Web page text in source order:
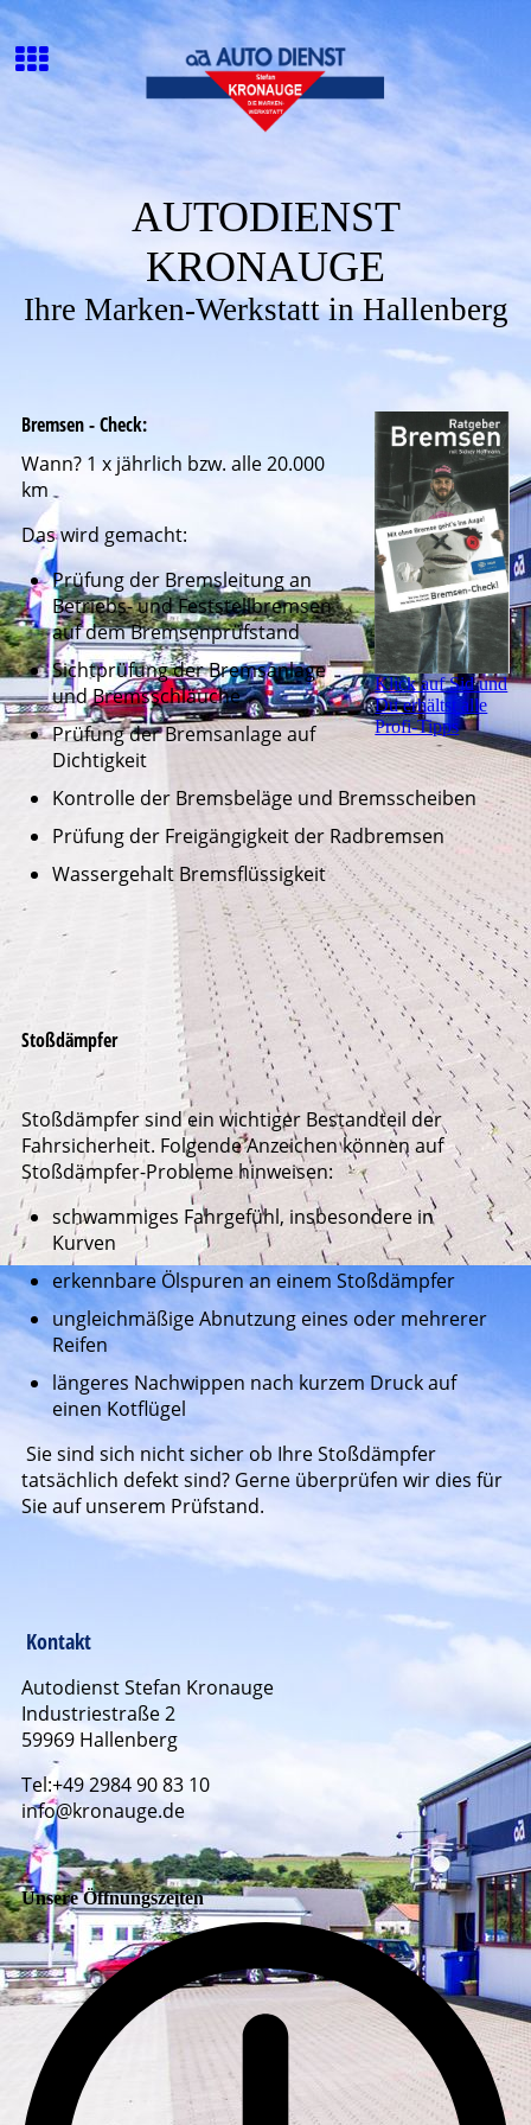
AUTODIENST
KRONAUGE
Ihre Marken-Werkstatt in Hallenberg
Klick auf Sid und
Du erhältst alle
Profi-Tipps
Bremsen - Check:
Wann? 1 x jährlich bzw. alle 20.000
km
Das wird gemacht:
Prüfung der Bremsleitung an
Betriebs- und Feststellbremsen
auf dem Bremsenprüfstand
Sichtprüfung der Bremsanlage
und Bremsschläuche
Prüfung der Bremsanlage auf
Dichtigkeit
Kontrolle der Bremsbeläge und Bremsscheiben
Prüfung der Freigängigkeit der Radbremsen
Wassergehalt Bremsflüssigkeit
Stoßdämpfer
Stoßdämpfer sind ein wichtiger Bestandteil der
Fahrsicherheit. Folgende Anzeichen können auf
Stoßdämpfer-Probleme hinweisen:
schwammiges Fahrgefühl, insbesondere in
Kurven
erkennbare Ölspuren an einem Stoßdämpfer
ungleichmäßige Abnutzung eines oder mehrerer
Reifen
längeres Nachwippen nach kurzem Druck auf
einen Kotflügel
Sie sind sich nicht sicher ob Ihre Stoßdämpfer
tatsächlich defekt sind? Gerne überprüfen wir dies für
Sie auf unserem Prüfstand.
Kontakt
Autodienst Stefan Kronauge
Industriestraße 2
59969 Hallenberg
Tel:+49 2984 90 83 10
info@kronauge.de
Unsere Öffnungszeiten